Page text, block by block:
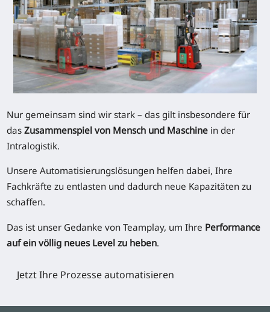
Nur gemeinsam sind wir stark – das gilt insbesondere für
dasZusammenspiel von Mensch und Maschine in der
Intralogistik.
Unsere Automatisierungslösungen helfen dabei, Ihre
Fachkräfte zu entlasten und dadurch neue Kapazitäten zu
schaffen.
Das ist unser Gedanke von Teamplay, um Ihre Performance
auf ein völlig neues Level zu heben.
Jetzt Ihre Prozesse automatisieren